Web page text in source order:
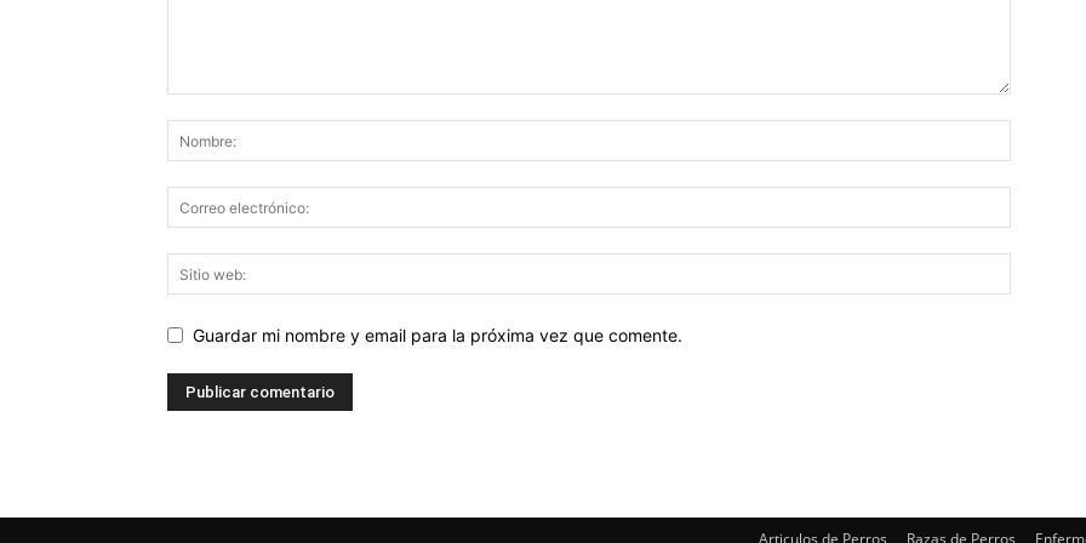
Guardar mi nombre y email para la próxima vez que comente.
Articulos de Perros Razas de Perros